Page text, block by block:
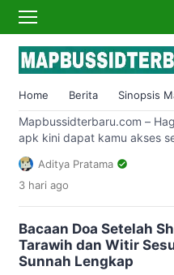
Home Berita Sinopsis
Dan
Hago Mod Apk
Instalnya 2023
Mapbussidterbaru.com –
apk kini dapat kamu akses
gratis di smartphone bahkan
untuk menikmati semua
Lantas apakah kamu tertarik
ulasan lengkap yang akan
dibawah ini. Aplikasi games
sudah banyak bertebaran
Aditya Pratama
3 hari ago
Bacaan Doa Setelah
Tarawih dan Witir
Sunnah Lengkap